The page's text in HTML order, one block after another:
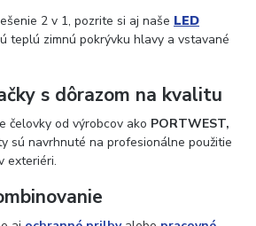
2 v 1, pozrite si aj naše LED
teplú zimnú pokrývku hlavy a vstavané
s dôrazom na kvalitu
čelovky od výrobcov ako PORTWEST,
sú navrhnuté na profesionálne použitie
exteriéri.